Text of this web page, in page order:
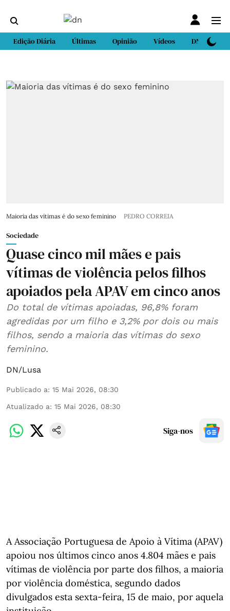
Edição Diária Últimas Opinião Vídeos DN Sport
Maioria das vítimas é do sexo feminino PEDRO CORREIA
Sociedade
Quase cinco mil mães e pais
vítimas de violência pelos filhos
apoiados pela APAV em cinco anos
Do total de vítimas apoiadas, 96,8% foram
agredidas por um filho e 3,2% por dois ou mais
filhos, sendo a maioria das vítimas do sexo
feminino.
DN/Lusa
Publicado a: 15 Mai 2026, 08:30
Atualizado a: 15 Mai 2026, 08:30
Siga-nos
A Associação Portuguesa de Apoio à Vítima (APAV)
apoiou nos últimos cinco anos 4.804 mães e pais
vítimas de violência por parte dos filhos, a maioria
por violência doméstica, segundo dados
divulgados esta sexta-feira, 15 de maio, por aquela